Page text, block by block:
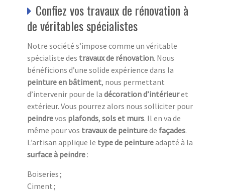
Confiez vos travaux de rénovation à
de véritables spécialistes
Notre société s’impose comme un véritable
spécialiste des travaux de rénovation. Nous
bénéficions d’une solide expérience dans la
peinture en bâtiment, nous permettant
d’intervenir pour de la décoration d’intérieuret
extérieur. Vous pourrez alors nous solliciter pour
peindrevos plafonds, sols et murs. Il en va de
même pour vos travaux de peinturede façades.
L’artisan applique le type de peintureadapté à la
surface à peindre :
Boiseries ;
Ciment ;